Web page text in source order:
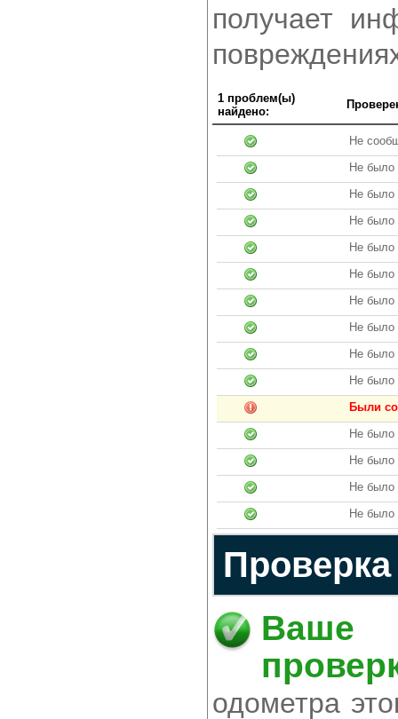
получает
1 проблем(ы)
найдено:
Не
Не было
Не было
Не было
Не было
Не было
Не было
Не было
Не было
Не было
Были
Не было
Не было
Не было
Не было
Ваше
одометра